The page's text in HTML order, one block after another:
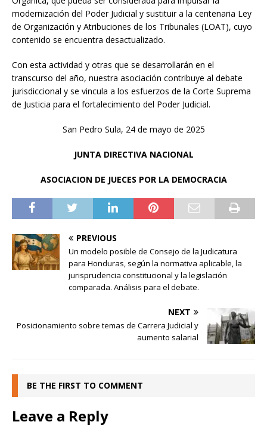
modernización del Poder Judicial y sustituir a la centenaria Ley
de Organización y Atribuciones de los Tribunales (LOAT), cuyo
contenido se encuentra desactualizado.
Con esta actividad y otras que se desarrollarán en el
transcurso del año, nuestra asociación contribuye al debate
jurisdiccional y se vincula a los esfuerzos de la Corte Suprema
de Justicia para el fortalecimiento del Poder Judicial.
San Pedro Sula, 24 de mayo de 2025
JUNTA DIRECTIVA NACIONAL
ASOCIACION DE JUECES POR LA DEMOCRACIA
PREVIOUS
Un modelo posible de Consejo de la Judicatura
para Honduras, según la normativa aplicable, la
jurisprudencia constitucional y la legislación
comparada. Análisis para el debate.
NEXT
Posicionamiento sobre temas de Carrera Judicial y
aumento salarial
BE THE FIRST TO COMMENT
Leave a Reply